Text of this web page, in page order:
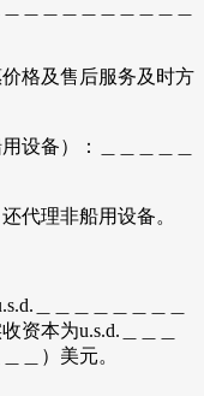
＿＿＿＿＿＿＿＿
格及售后服务及时方
备）：＿＿＿＿＿
代理非船用设备。
＿＿＿＿＿＿＿＿
资本为u.s.d.＿＿＿
＿）美元。